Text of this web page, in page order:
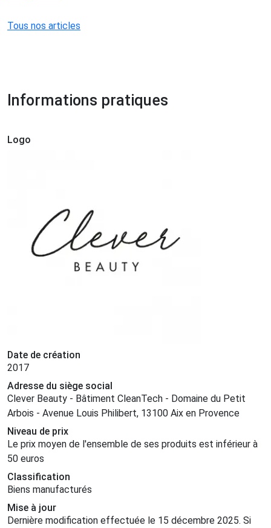
Tous nos articles
Informations pratiques
Logo
Date de création
2017
Adresse du siège social
Clever Beauty - Bâtiment CleanTech - Domaine du Petit
Arbois - Avenue Louis Philibert, 13100 Aix en Provence
Niveau de prix
Le prix moyen de l'ensemble de ses produits est inférieur à
50 euros
Classification
Biens manufacturés
Mise à jour
Dernière modification effectuée le 15 décembre 2025. Si